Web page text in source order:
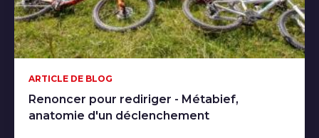
Renoncer pour rediriger - Métabief,
anatomie d'un déclenchement
ARTICLE DE BLOG